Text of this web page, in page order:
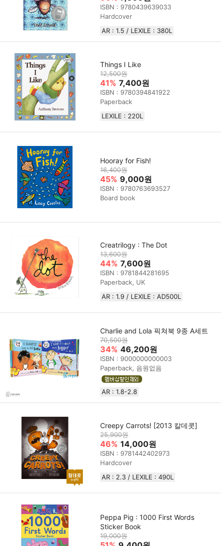
ISBN : 9780439639033
Hardcover
AR : 1.5 / LEXILE : 380L
Things I Like
12,500원
41% 7,400원
ISBN : 9780394841922
Paperback
LEXILE : 220L
Hooray for Fish!
16,400원
45% 9,000원
ISBN : 9780763693527
Board book
Creatrilogy : The Dot
13,600원
44% 7,600원
ISBN : 9781844281695
Paperback, UK
AR : 1.9 / LEXILE : AD500L
Charlie and Lola 픽쳐북 9종 A세트
70,500원
34% 46,200원
ISBN : 9000000000003
Paperback, 음원없음
AR : 1.8-2.8
Creepy Carrots! [2013 칼데콧]
25,900원
46% 14,000원
ISBN : 9781442402973
Hardcover
AR : 2.3 / LEXILE : 490L
Peppa Pig : 1000 First Words
Sticker Book
19,000원